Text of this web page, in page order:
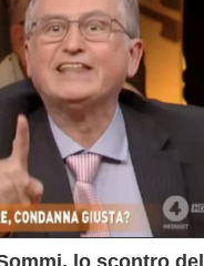
lo scontro del